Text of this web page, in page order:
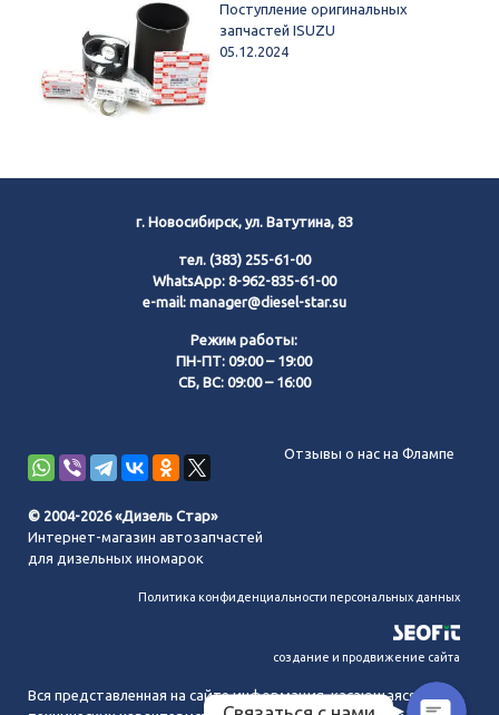
Поступление оригинальных
запчастей ISUZU
05.12.2024
г. Новосибирск, ул. Ватутина, 83
тел. (383) 255-61-00
WhatsApp: 8-962-835-61-00
e-mail: manager@diesel-star.su
Режим работы:
ПН-ПТ: 09:00 – 19:00
СБ, ВС: 09:00 – 16:00
Отзывы о нас на Флампе
© 2004-2026 «Дизель Стар»
Интернет-магазин автозапчастей
для дизельных иномарок
Политика конфиденциальности персональных данных
создание и продвижение сайта
Вся представленная на сайте информация, касающаяся